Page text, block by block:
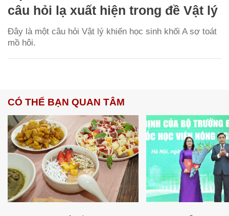
câu hỏi lạ xuất hiện trong đề Vật lý
Đây là một câu hỏi Vật lý khiến học sinh khối A sợ toát
mồ hôi.
CÓ THỂ BẠN QUAN TÂM